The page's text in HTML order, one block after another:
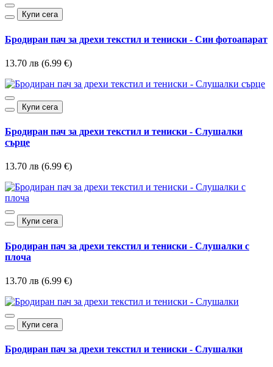
Купи сега
Бродиран пач за дрехи текстил и тениски - Син фотоапарат
13.70 лв (6.99 €)
Купи сега
Бродиран пач за дрехи текстил и тениски - Слушалки
сърце
13.70 лв (6.99 €)
Купи сега
Бродиран пач за дрехи текстил и тениски - Слушалки с
плоча
13.70 лв (6.99 €)
Купи сега
Бродиран пач за дрехи текстил и тениски - Слушалки